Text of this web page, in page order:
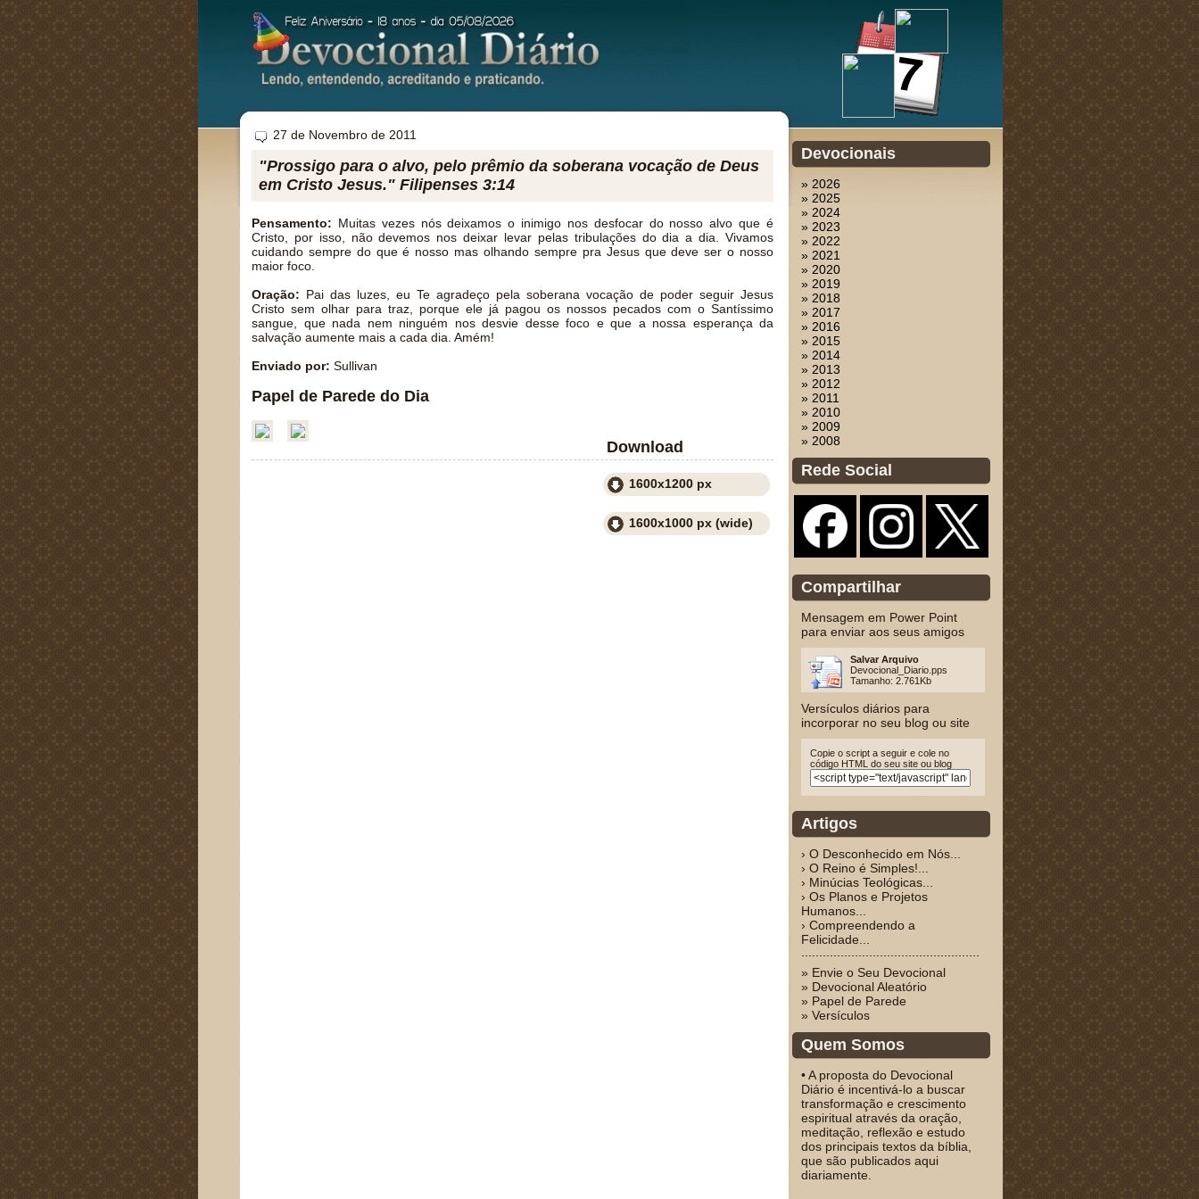
27 de Novembro de 2011
"Prossigo para o alvo, pelo prêmio da soberana vocação de Deus
em Cristo Jesus." Filipenses 3:14
Pensamento: Muitas vezes nós deixamos o inimigo nos desfocar do nosso alvo que é
Cristo, por isso, não devemos nos deixar levar pelas tribulações do dia a dia. Vivamos
cuidando sempre do que é nosso mas olhando sempre pra Jesus que deve ser o nosso
maior foco.
Oração: Pai das luzes, eu Te agradeço pela soberana vocação de poder seguir Jesus
Cristo sem olhar para traz, porque ele já pagou os nossos pecados com o Santíssimo
sangue, que nada nem ninguém nos desvie desse foco e que a nossa esperança da
salvação aumente mais a cada dia. Amém!
Enviado por: Sullivan
Papel de Parede do Dia
Download
1600x1200 px
1600x1000 px (wide)
Devocionais
» 2026
» 2025
» 2024
» 2023
» 2022
» 2021
» 2020
» 2019
» 2018
» 2017
» 2016
» 2015
» 2014
» 2013
» 2012
» 2011
» 2010
» 2009
» 2008
Rede Social
Compartilhar
Mensagem em Power Point
para enviar aos seus amigos
Salvar Arquivo
Devocional_Diario.pps
Tamanho: 2.761Kb
Versículos diários para
incorporar no seu blog ou site
Copie o script a seguir e cole no
código HTML do seu site ou blog
Artigos
› O Desconhecido em Nós...
› O Reino é Simples!...
› Minúcias Teológicas...
› Os Planos e Projetos
Humanos...
› Compreendendo a
Felicidade...
» Envie o Seu Devocional
» Devocional Aleatório
» Papel de Parede
» Versículos
Quem Somos
• A proposta do Devocional
Diário é incentivá-lo a buscar
transformação e crescimento
espiritual através da oração,
meditação, reflexão e estudo
dos principais textos da bíblia,
que são publicados aqui
diariamente.